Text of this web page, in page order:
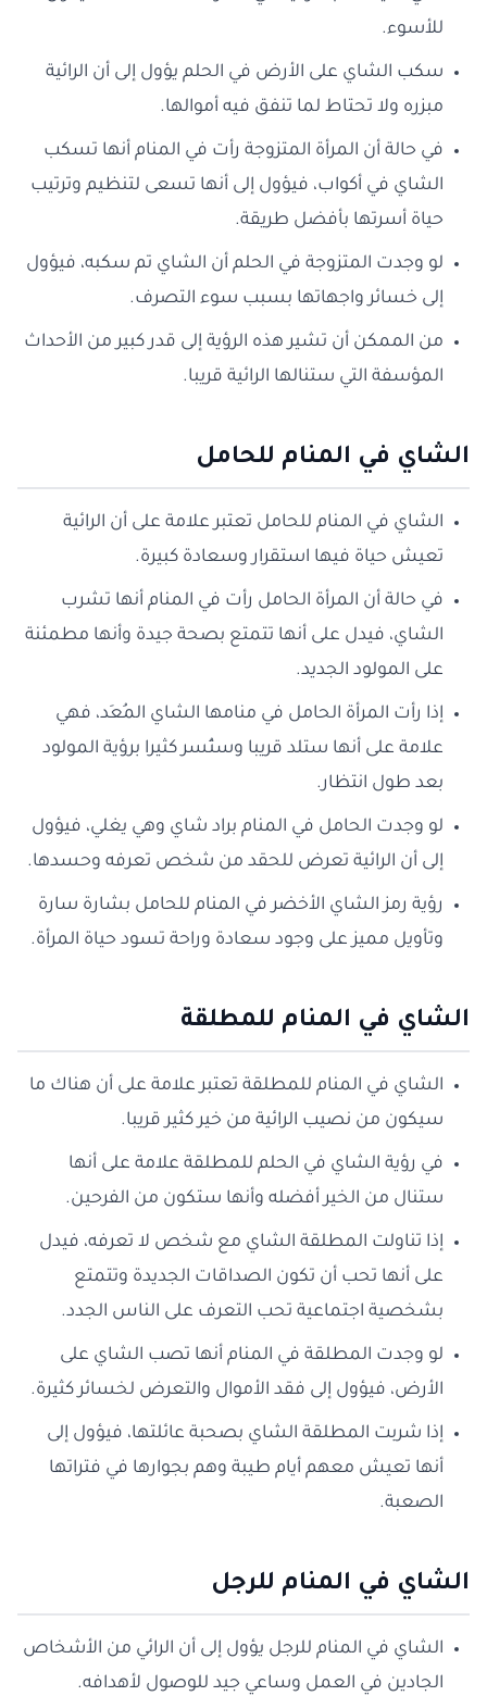
للأسوء.
سكب الشاي على الأرض في الحلم يؤول إلى أن الرائية
مبزره ولا تحتاط لما تنفق فيه أموالها.
في حالة أن المرأة المتزوجة رأت في المنام أنها تسكب
الشاي في أكواب، فيؤول إلى أنها تسعى لتنظيم وترتيب
حياة أسرتها بأفضل طريقة.
لو وجدت المتزوجة في الحلم أن الشاي تم سكبه، فيؤول
إلى خسائر واجهاتها بسبب سوء التصرف.
من الممكن أن تشير هذه الرؤية إلى قدر كبير من الأحداث
المؤسفة التي ستنالها الرائية قريبا.
الشاي في المنام للحامل
الشاي في المنام للحامل تعتبر علامة على أن الرائية
تعيش حياة فيها استقرار وسعادة كبيرة.
في حالة أن المرأة الحامل رأت في المنام أنها تشرب
الشاي، فيدل على أنها تتمتع بصحة جيدة وأنها مطمئنة
على المولود الجديد.
إذا رأت المرأة الحامل في منامها الشاي المُعَد، فهي
علامة على أنها ستلد قريبا وستُسر كثيرا برؤية المولود
بعد طول انتظار.
لو وجدت الحامل في المنام براد شاي وهي يغلي، فيؤول
إلى أن الرائية تعرض للحقد من شخص تعرفه وحسدها.
رؤية رمز الشاي الأخضر في المنام للحامل بشارة سارة
وتأويل مميز على وجود سعادة وراحة تسود حياة المرأة.
الشاي في المنام للمطلقة
الشاي في المنام للمطلقة تعتبر علامة على أن هناك ما
سيكون من نصيب الرائية من خير كثير قريبا.
في رؤية الشاي في الحلم للمطلقة علامة على أنها
ستنال من الخير أفضله وأنها ستكون من الفرحين.
إذا تناولت المطلقة الشاي مع شخص لا تعرفه، فيدل
على أنها تحب أن تكون الصداقات الجديدة وتتمتع
بشخصية اجتماعية تحب التعرف على الناس الجدد.
لو وجدت المطلقة في المنام أنها تصب الشاي على
الأرض، فيؤول إلى فقد الأموال والتعرض لخسائر كثيرة.
إذا شربت المطلقة الشاي بصحبة عائلتها، فيؤول إلى
أنها تعيش معهم أيام طيبة وهم بجوارها في فتراتها
الصعبة.
الشاي في المنام للرجل
الشاي في المنام للرجل يؤول إلى أن الرائي من الأشخاص
الجادين في العمل وساعي جيد للوصول لأهدافه.